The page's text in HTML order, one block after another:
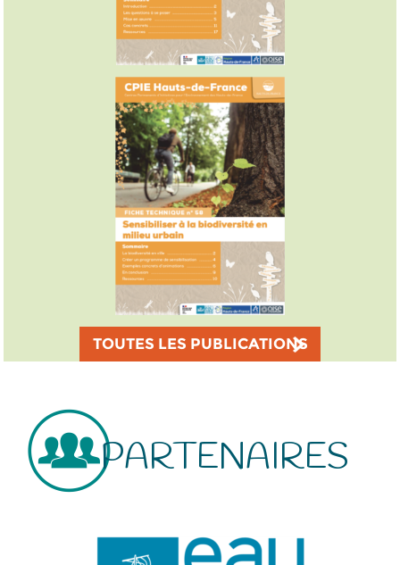
TOUTES LES PUBLICATIONS
PARTENAIRES